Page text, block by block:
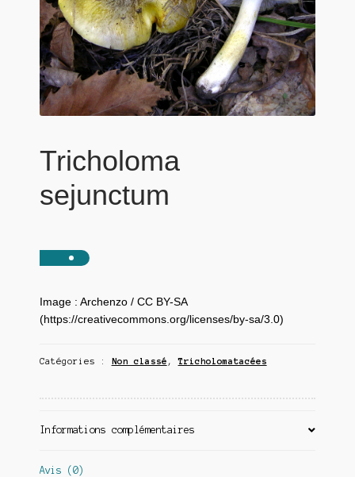
Tricholoma
sejunctum
Image : Archenzo / CC BY-SA
(https://creativecommons.org/licenses/by-sa/3.0)
Catégories : Non classé ,Tricholomatacées
Informations complémentaires
Avis (0)